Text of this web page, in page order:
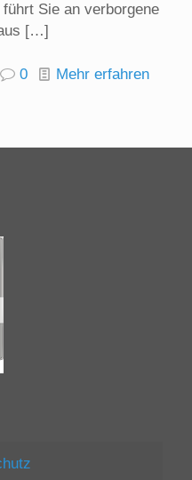
Sie an verborgene
[…]
0 Mehr erfahren